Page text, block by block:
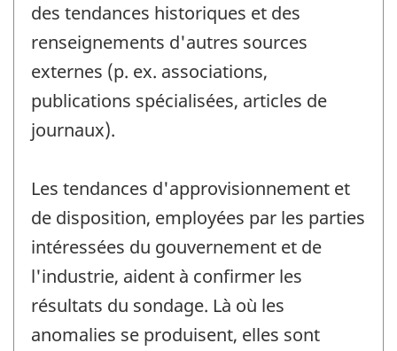
des tendances historiques et des
renseignements d'autres sources
externes (p. ex. associations,
publications spécialisées, articles de
journaux).
Les tendances d'approvisionnement et
de disposition, employées par les parties
intéressées du gouvernement et de
l'industrie, aident à confirmer les
résultats du sondage. Là où les
anomalies se produisent, elles sont